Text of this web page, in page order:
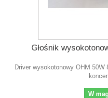
Głośnik
Driver wysokotonowy OHM
W